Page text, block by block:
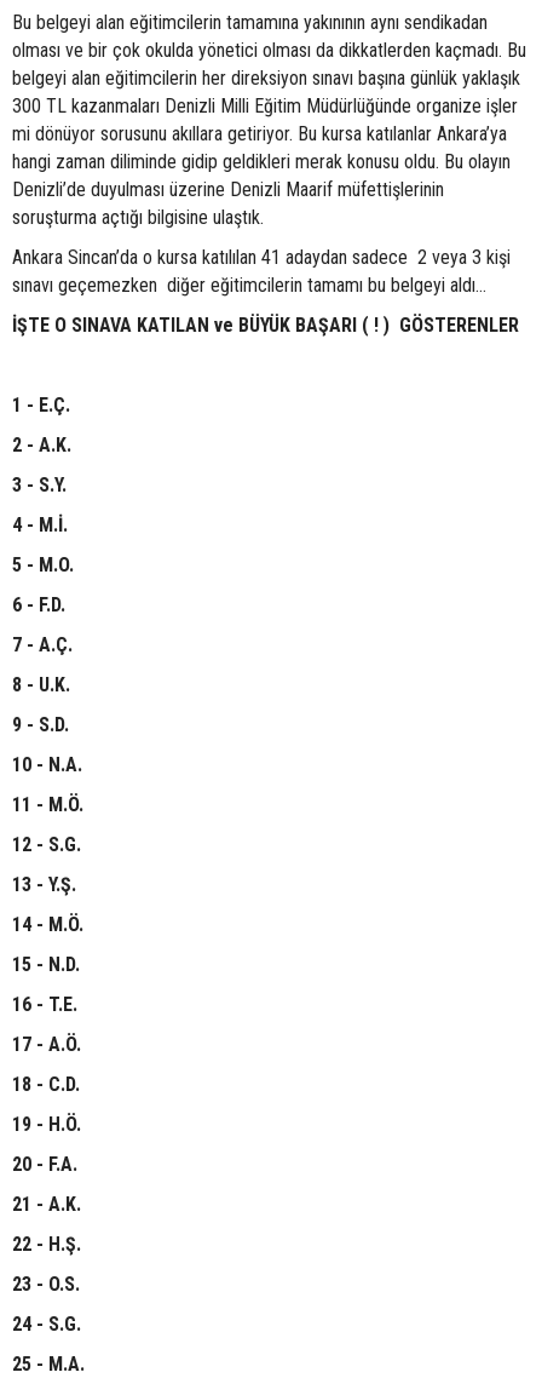
Bu belgeyi alan eğitimcilerin tamamına yakınının aynı sendikadan
olması ve bir çok okulda yönetici olması da dikkatlerden kaçmadı. Bu
belgeyi alan eğitimcilerin her direksiyon sınavı başına günlük yaklaşık
300 TL kazanmaları Denizli Milli Eğitim Müdürlüğünde organize işler
mi dönüyor sorusunu akıllara getiriyor. Bu kursa katılanlar Ankara’ya
hangi zaman diliminde gidip geldikleri merak konusu oldu. Bu olayın
Denizli’de duyulması üzerine Denizli Maarif müfettişlerinin
soruşturma açtığı bilgisine ulaştık.
Ankara Sincan’da o kursa katılılan 41 adaydan sadece 2 veya 3 kişi
sınavı geçemezken diğer eğitimcilerin tamamı bu belgeyi aldı…
İŞTE O SINAVA KATILAN ve BÜYÜK BAŞARI ( ! ) GÖSTERENLER
1 - E.Ç.
2 - A.K.
3 - S.Y.
4 - M.İ.
5 - M.O.
6 - F.D.
7 - A.Ç.
8 - U.K.
9 - S.D.
10 - N.A.
11 - M.Ö.
12 - S.G.
13 - Y.Ş.
14 - M.Ö.
15 - N.D.
16 - T.E.
17 - A.Ö.
18 - C.D.
19 - H.Ö.
20 - F.A.
21 - A.K.
22 - H.Ş.
23 - O.S.
24 - S.G.
25 - M.A.